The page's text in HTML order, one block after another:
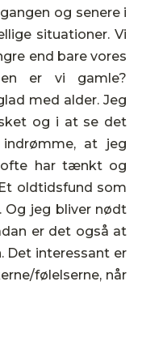
og senere i
situationer. Vi
end bare vores
er vi gamle?
med alder. Jeg
og i at se det
at jeg
ofte har tænkt og
oldtidsfund som
Og jeg bliver nødt
er det også at
Det interessant er
følelserne, når